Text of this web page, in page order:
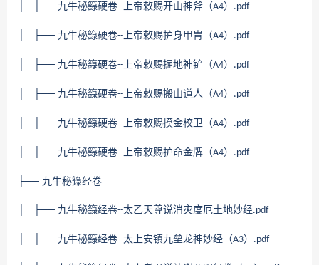
│ ├── 九牛秘籙硬卷-- 上帝敕赐开山神斧（A4） .pdf
│ ├── 九牛秘籙硬卷-- 上帝敕赐护身甲胄（A4） .pdf
│ ├── 九牛秘籙硬卷-- 上帝敕赐掘地神铲（A4） .pdf
│ ├── 九牛秘籙硬卷-- 上帝敕赐搬山道人（A4） .pdf
│ ├── 九牛秘籙硬卷-- 上帝敕赐摸金校卫（A4） .pdf
│ ├── 九牛秘籙硬卷-- 上帝敕赐护命金牌（A4） .pdf
├── 九牛秘籙经卷
│ ├── 九牛秘籙经卷--太乙天尊说消灾度厄土地妙经.pdf
│ ├── 九牛秘籙经卷--太上安镇九垒龙神妙经（A3） .pdf